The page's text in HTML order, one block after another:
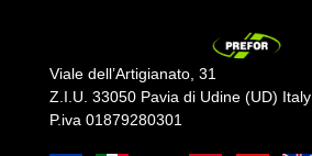
Viale dell’Artigianato, 31
Z.I.U. 33050 Pavia di Udine (UD) Italy
P.iva 01879280301